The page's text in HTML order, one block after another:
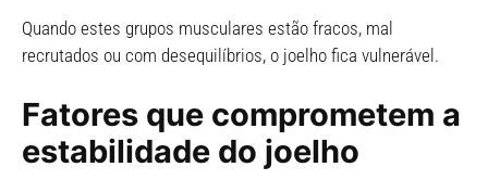
Quando estes grupos musculares estão fracos, mal
recrutados ou com desequilíbrios, o joelho fica vulnerável.
Fatores que comprometem a
estabilidade do joelho